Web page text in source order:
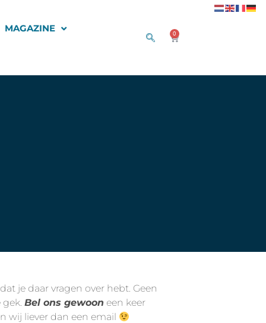
MAGAZINE 0
Winkelwagen
je daar vragen over hebt. Geen
gek. Bel ons gewoon een keer
wij liever dan een email